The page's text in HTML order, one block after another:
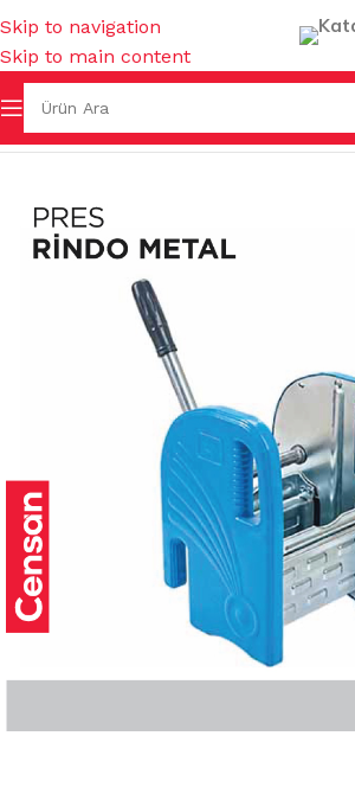
Skip to navigation
Skip to main content
GEREÇLERİ TEMİZLİK